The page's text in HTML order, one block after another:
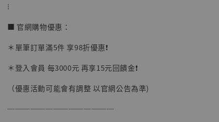
⁝
■ 官網購物優惠：
＊單筆訂單滿5件 享98折優惠❗️
＊登入會員 每3000元 再享15元回饋金❗️
（優惠活動可能會有調整 以官網公告為準)
──────────────